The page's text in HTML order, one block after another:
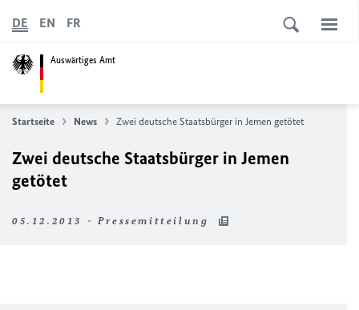
Auswärtiges Amt
DE EN FR
Startseite News Zwei deutsche Staatsbürger in Jemen getötet
Zwei deutsche Staatsbürger in Jemen
getötet
05.12.2013 - Pressemitteilung